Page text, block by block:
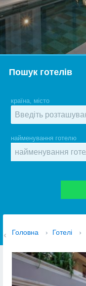
Пошук готелів
країна, місто
найменування готелю
Головна › Готелі ›